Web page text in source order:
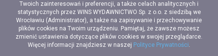
Twoich zainteresowań i preferencji, a także celach analitycznych i
statystycznych przez WINS WYDAWNICTWO Sp. z o.o. z siedzibą we
Wrocławiu (Administrator), a także na zapisywanie i przechowywanie
plików cookies na Twoim urządzeniu. Pamiętaj, że zawsze możesz
zmienić ustawienia dotyczące plików cookies w swojej przeglądarce.
Więcej informacji znajdziesz w naszej Polityce Prywatności.